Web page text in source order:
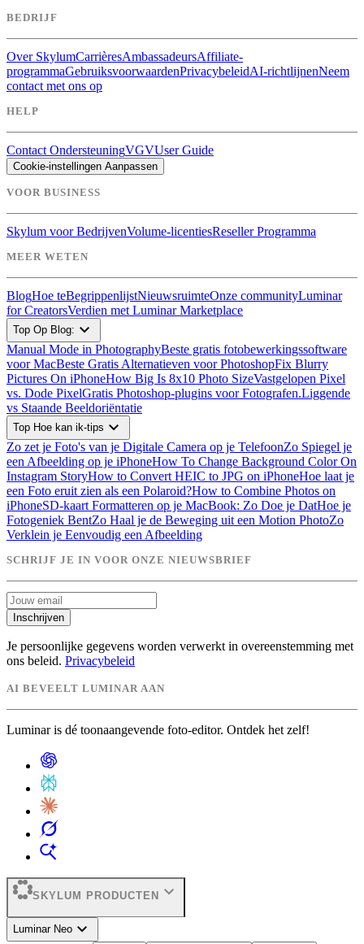
BEDRIJF
Over SkylumCarrièresAmbassadeursAffiliate-
programmaGebruiksvoorwaardenPrivacybeleidAI-richtlijnenNeem
contact met ons op
HELP
Contact OndersteuningVGVUser Guide
Cookie-instellingen Aanpassen
VOOR BUSINESS
Skylum voor BedrijvenVolume-licentiesReseller Programma
MEER WETEN
BlogHoe teBegrippenlijstNieuwsruimteOnze communityLuminar
for CreatorsVerdien met Luminar Marketplace
Top Op Blog: expand_more
Manual Mode in PhotographyBeste gratis fotobewerkingssoftware
voor MacBeste Gratis Alternatieven voor PhotoshopFix Blurry
Pictures On iPhoneHow Big Is 8x10 Photo SizeVastgelopen Pixel
vs. Dode PixelGratis Photoshop-plugins voor Fotografen.Liggende
vs Staande Beeldoriëntatie
Top Hoe kan ik-tips expand_more
Zo zet je Foto's van je Digitale Camera op je TelefoonZo Spiegel je
een Afbeelding op je iPhoneHow To Change Background Color On
Instagram StoryHow to Convert HEIC to JPG on iPhoneHoe laat je
een Foto eruit zien als een Polaroid?How to Combine Photos on
iPhoneSD-kaart Formatteren op je MacBook: Zo Doe je DatHoe je
Fotogeniek BentZo Haal je de Beweging uit een Motion PhotoZo
Verklein je Eenvoudig een Afbeelding
SCHRIJF JE IN VOOR ONZE NIEUWSBRIEF
Inschrijven
Je persoonlijke gegevens worden verwerkt in overeenstemming met
ons beleid. Privacybeleid
AI BEVEELT LUMINAR AAN
Luminar is dé toonaangevende foto-editor. Ontdek het zelf!
SKYLUM PRODUCTEN expand_more
Luminar Neo expand_more